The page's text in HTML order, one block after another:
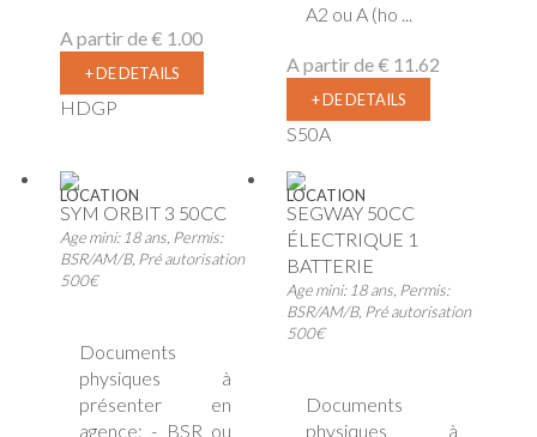
A partir de€ 1.00
+ DE DETAILS
HDGP
A2 ou A (ho ...
A partir de€ 11.62
+ DE DETAILS
S50A
LOCATION
SYM ORBIT 3 50CC
Age mini: 18 ans, Permis:
BSR/AM/B, Pré autorisation
500€
Documents
physiques à
présenter en
agence: - BSR ou
LOCATION
SEGWAY 50CC
ÉLECTRIQUE 1
BATTERIE
Age mini: 18 ans, Permis:
BSR/AM/B, Pré autorisation
500€
Documents
physiques à